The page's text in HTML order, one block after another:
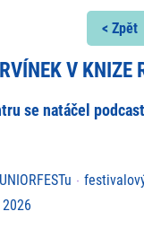
< Zpět
V KNIZE
se natáčel